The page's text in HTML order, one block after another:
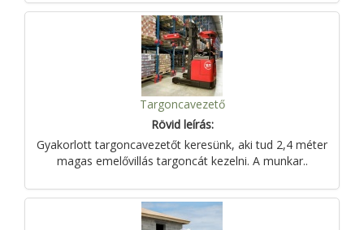
Targoncavezető
Rövid leírás:
Gyakorlott targoncavezetőt keresünk, aki tud 2,4 méter
magas emelővillás targoncát kezelni. A munkar..